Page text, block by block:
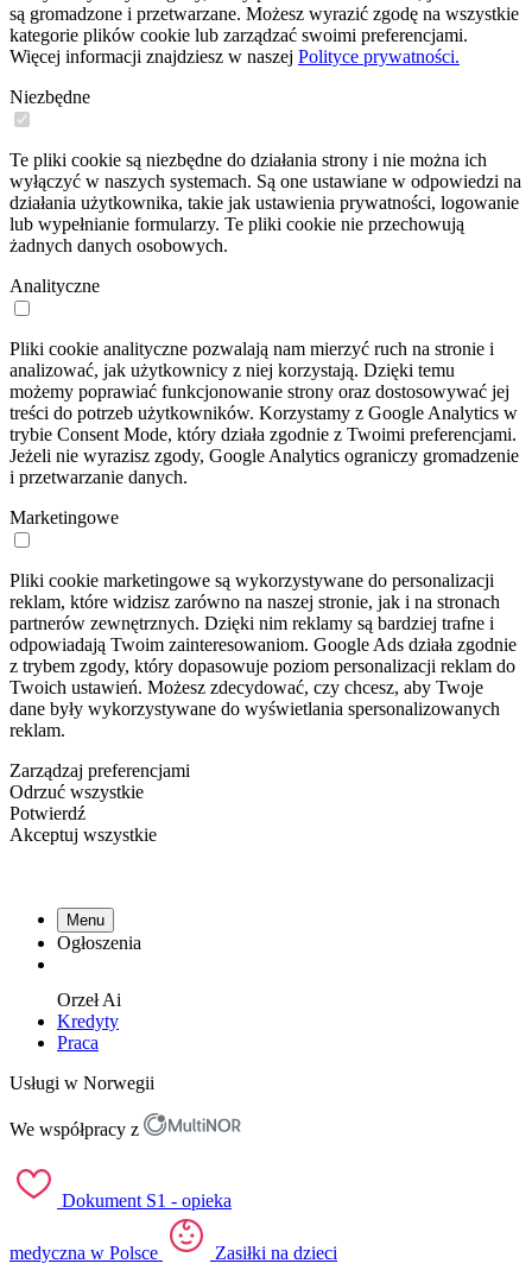
są gromadzone i przetwarzane. Możesz wyrazić zgodę na wszystkie
kategorie plików cookie lub zarządzać swoimi preferencjami.
Więcej informacji znajdziesz w naszej Polityce prywatności.
Niezbędne
Te pliki cookie są niezbędne do działania strony i nie można ich
wyłączyć w naszych systemach. Są one ustawiane w odpowiedzi na
działania użytkownika, takie jak ustawienia prywatności, logowanie
lub wypełnianie formularzy. Te pliki cookie nie przechowują
żadnych danych osobowych.
Analityczne
Pliki cookie analityczne pozwalają nam mierzyć ruch na stronie i
analizować, jak użytkownicy z niej korzystają. Dzięki temu
możemy poprawiać funkcjonowanie strony oraz dostosowywać jej
treści do potrzeb użytkowników. Korzystamy z Google Analytics w
trybie Consent Mode, który działa zgodnie z Twoimi preferencjami.
Jeżeli nie wyrazisz zgody, Google Analytics ograniczy gromadzenie
i przetwarzanie danych.
Marketingowe
Pliki cookie marketingowe są wykorzystywane do personalizacji
reklam, które widzisz zarówno na naszej stronie, jak i na stronach
partnerów zewnętrznych. Dzięki nim reklamy są bardziej trafne i
odpowiadają Twoim zainteresowaniom. Google Ads działa zgodnie
z trybem zgody, który dopasowuje poziom personalizacji reklam do
Twoich ustawień. Możesz zdecydować, czy chcesz, aby Twoje
dane były wykorzystywane do wyświetlania spersonalizowanych
reklam.
Zarządzaj preferencjami
Odrzuć wszystkie
Potwierdź
Akceptuj wszystkie
Menu
Ogłoszenia
OrzełAi
Kredyty
Praca
Usługi w Norwegii
We współpracy z
Dokument S1 - opieka
medyczna w Polsce Zasiłki na dzieci